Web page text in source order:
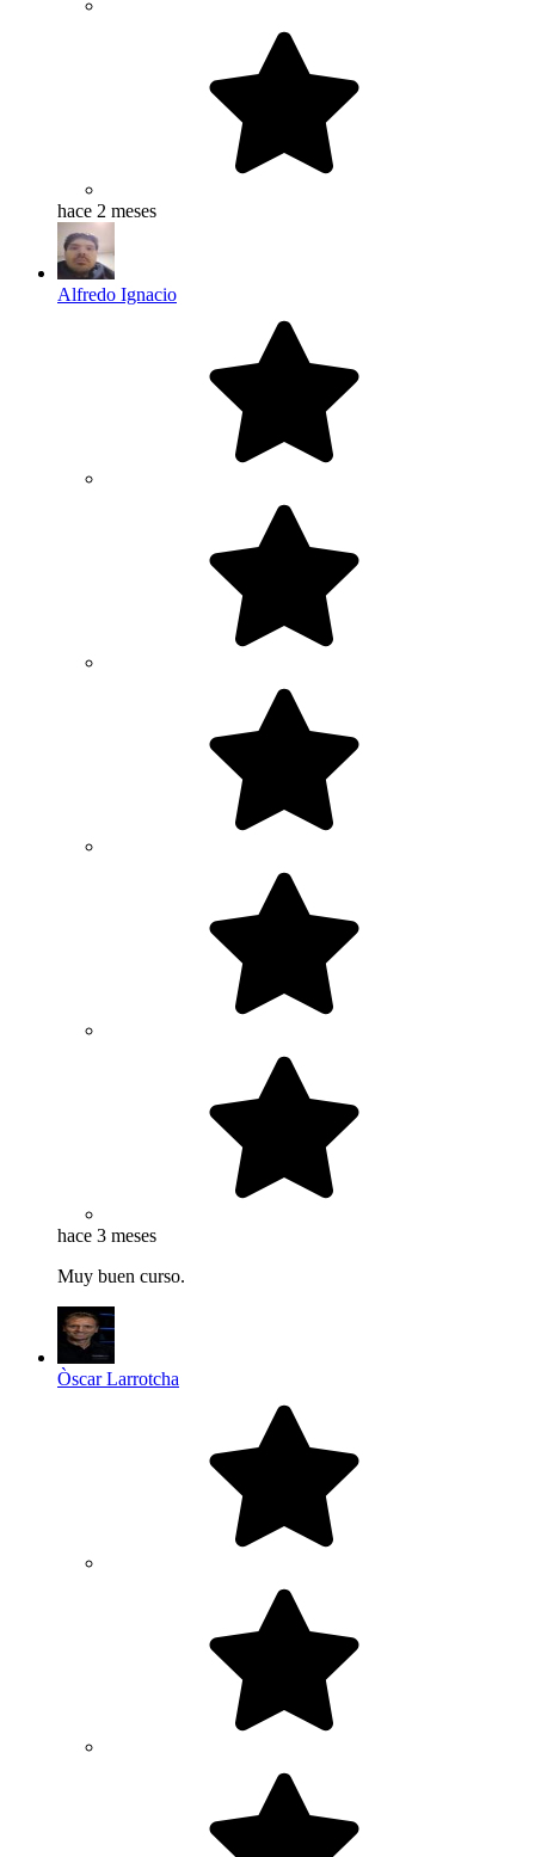
hace 2 meses
Alfredo Ignacio
hace 3 meses
Muy buen curso.
Òscar Larrotcha